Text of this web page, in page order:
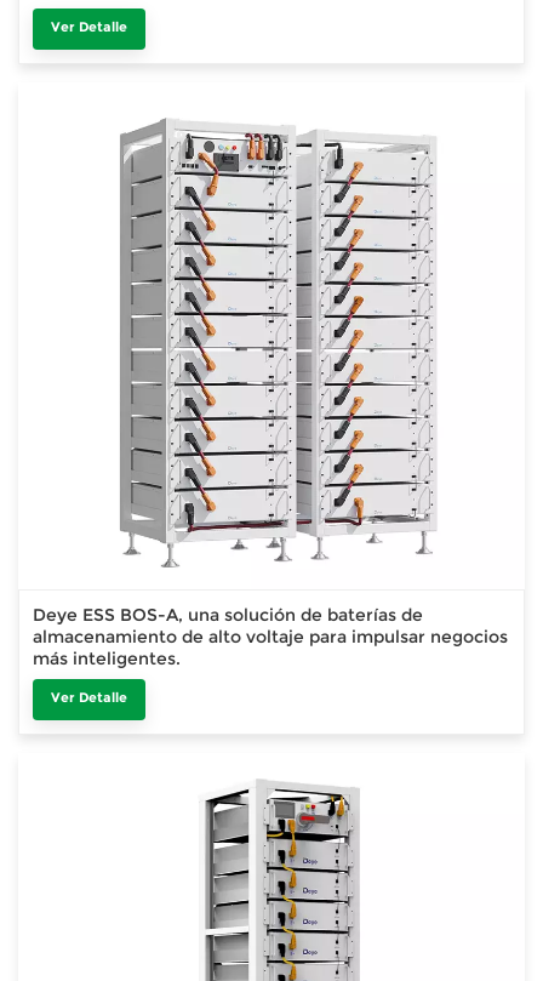
Ver Detalle
Deye ESS BOS-A, una solución de baterías de
almacenamiento de alto voltaje para impulsar negocios
más inteligentes.
Ver Detalle